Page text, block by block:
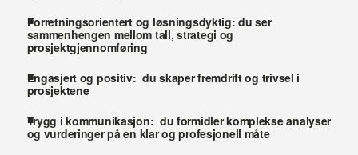
Forretningsorientert og løsningsdyktig: du ser
sammenhengen mellom tall, strategi og
prosjektgjennomføring
Engasjert og positiv:  du skaper fremdrift og trivsel i
prosjektene
Trygg i kommunikasjon:  du formidler komplekse analyser
og vurderinger på en klar og profesjonell måte